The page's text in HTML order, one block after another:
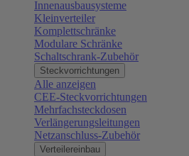
Innenausbausysteme
Kleinverteiler
Komplettschränke
Modulare Schränke
Schaltschrank-Zubehör
Steckvorrichtungen
Alle anzeigen
CEE-Steckvorrichtungen
Mehrfachsteckdosen
Verlängerungsleitungen
Netzanschluss-Zubehör
Verteilereinbau